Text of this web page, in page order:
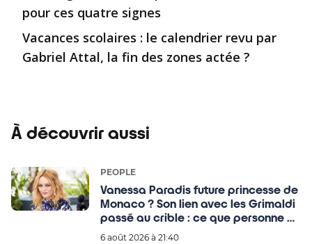
pour ces quatre signes
Vacances scolaires : le calendrier revu par
Gabriel Attal, la fin des zones actée ?
À découvrir aussi
PEOPLE
Vanessa Paradis future princesse de
Monaco ? Son lien avec les Grimaldi
passé au crible : ce que personne ou
presque n'avait imaginé
6 août 2026 à 21:40